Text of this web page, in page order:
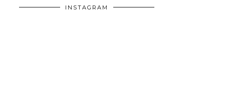
INSTAGRAM